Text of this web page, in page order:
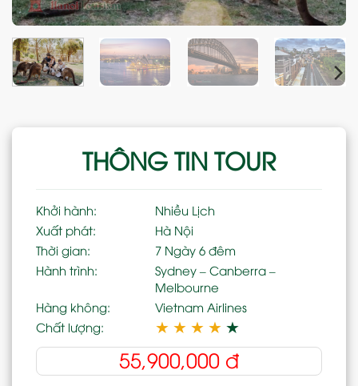
THÔNG TIN TOUR
Khởi hành:
Nhiều Lịch
Xuất phát:
Hà Nội
Thời gian:
7 Ngày 6 đêm
Hành trình:
Sydney – Canberra –
Melbourne
Hàng không:
Vietnam Airlines
Chất lượng:
★ ★ ★ ★ ★
55,900,000 đ